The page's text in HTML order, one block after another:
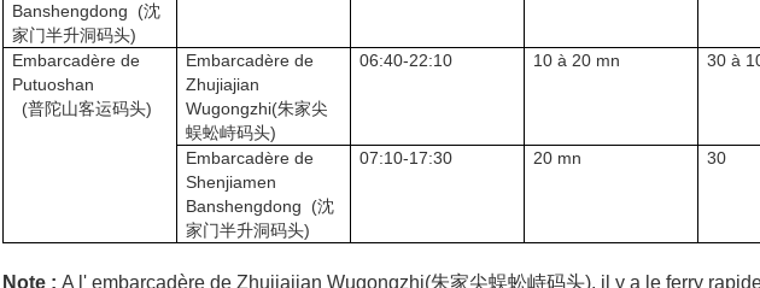
Banshengdong (沈
家门半升洞码头)
Embarcadère de
Putuoshan
(普陀山客运码头)
Embarcadère de
Zhujiajian
Wugongzhi(朱家尖
蜈蚣峙码头)
06:40-22:10 10 à 20 mn 30 à
Embarcadère de
Shenjiamen
Banshengdong (沈
家门半升洞码头)
07:10-17:30 20 mn 30
Note : A l' embarcadère de Zhujiajian Wugongzhi(朱家尖蜈蚣峙码头), il y a le ferry